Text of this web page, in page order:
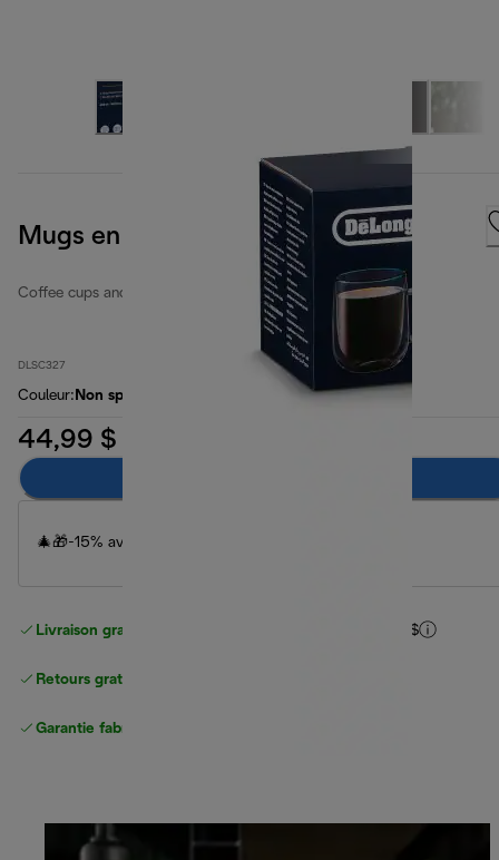
Mugs en verre à double paroi
Coffee cups and glasses
DLSC327
Couleur: Non spécifié
44,99 $
🎄🎁-15% avec le coupon
Livraison gratuite pour les commandes de plus de 40 $
Retours gratuits
Garantie fabricant complète